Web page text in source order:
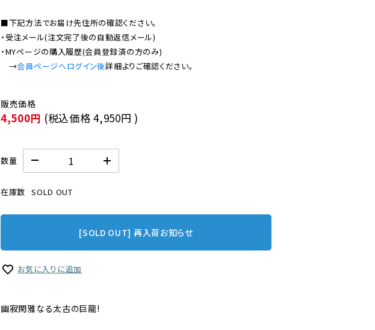
■下記方法でお届け先住所の確認ください。
・受注メール(注文完了後の自動返信メール)
・MYページの購入履歴(会員登録済の方のみ)
→会員ページへログイン後
4,500円 (税込価格4,950円 )
数量
在庫数 SOLD OUT
[SOLD OUT] 再入荷お知らせ
お気に入りに追加
幽寂閑雅なる太古の巨龍!